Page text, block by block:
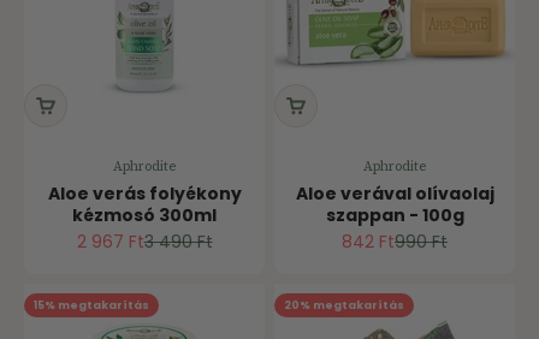
Aphrodite
Aloe verás folyékony
kézmosó 300ml
Ár
2 967 FtNormál ár
3 490 Ft
Aphrodite
Aloe verával olívaolaj
szappan - 100g
Ár
842 FtNormál ár
990 Ft
15% megtakarítás 20% megtakarítás